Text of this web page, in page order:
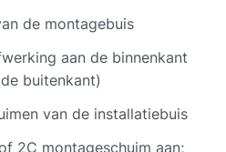
de montagebuis
aan de binnenkant
buitenkant)
van de installatiebuis
2C montageschuim aan;